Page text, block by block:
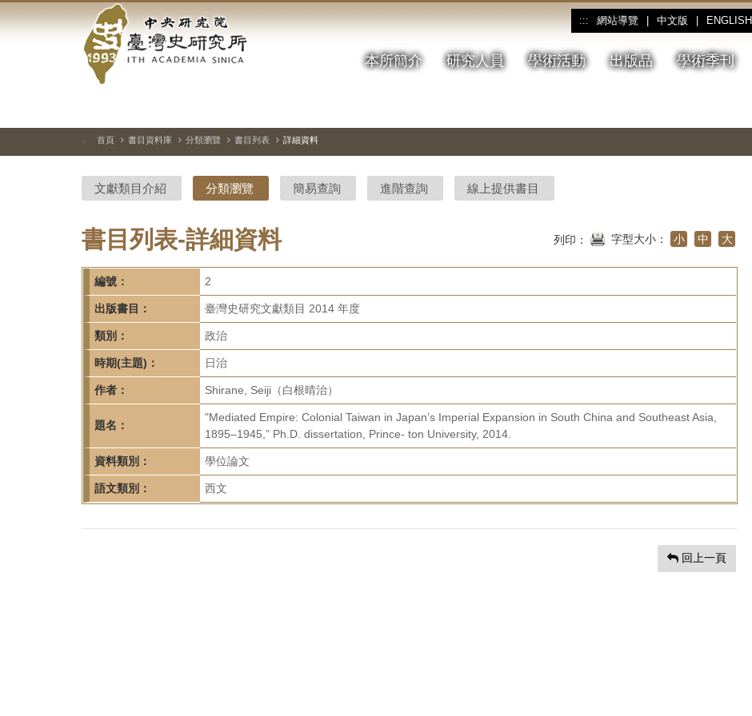
到
中
央
研
院-
臺
灣
史
研
究
所-
首
頁
::: 網站導覽 中文版 ENGLISH
本所簡介 研究人員 學術活動 出版品 學術季刊
::: 首頁 書目資料庫 分類瀏覽 書目列表 詳細資料
文獻類目介紹 分類瀏覽 簡易查詢 進階查詢 線上提供書目
書目列表-詳細資料 列印： 字型大小： 小 中 大
編號： 2
出版書目： 臺灣史研究文獻類目 2014 年度
類別： 政治
時期(主題)： 日治
作者： Shirane, Seiji（白根晴治）
題名：
"Mediated Empire: Colonial Taiwan in Japan’s Imperial Expansion in South China and Southeast Asia,
1895–1945,” Ph.D. dissertation, Prince- ton University, 2014.
資料類別： 學位論文
語文類別： 西文
回上一頁